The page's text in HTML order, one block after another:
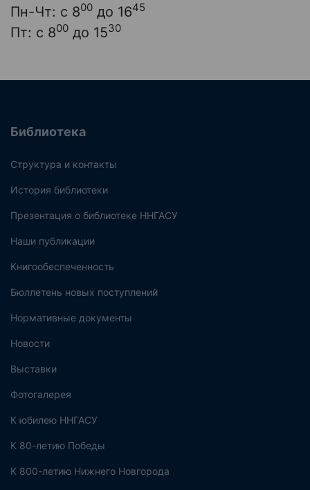
Пн-Чт: с 800 до 1645
Пт: с 800 до 1530
Библиотека
Структура и контакты
История библиотеки
Презентация о библиотеке ННГАСУ
Наши публикации
Книгообеспеченность
Бюллетень новых поступлений
Нормативные документы
Новости
Выставки
Фотогалерея
К юбилею ННГАСУ
К 80-летию Победы
К 800-летию Нижнего Новгорода